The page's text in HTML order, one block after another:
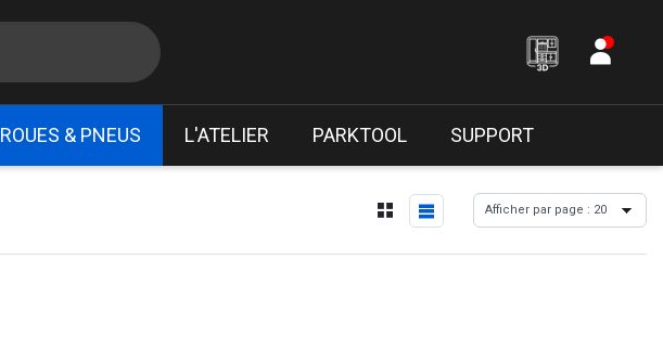
ROUES & PNEUS L'ATELIER PARKTOOL SUPPORT